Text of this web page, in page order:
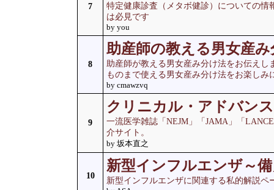
7
特定健康診査（メタボ健診）についての情
は必見です
by you
8
助産師の教える男女産み
助産師が教える男女産み分け法をお伝えし
ものまで使える男女産み分け法をお楽しみ
by cmawzvq
9
クリニカル・アドバンス
一流医学雑誌「NEJM」「JAMA」「
介サイト。
by 坂本直之
10
新型インフルエンザ～
新型インフルエンザに関連する私的解説ペ